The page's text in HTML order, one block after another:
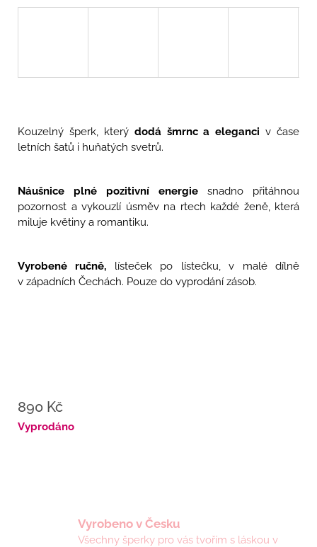
Kouzelný šperk, který dodá šmrnc a eleganci v čase
letních šatů i huňatých svetrů.
Náušnice plné pozitivní energie snadno přitáhnou
pozornost a vykouzlí úsměv na rtech každé ženě, která
miluje květiny a romantiku.
Vyrobené ručně, lísteček po lístečku, v malé dílně
v západních Čechách. Pouze do vyprodání zásob.
890 Kč
Měrná
Vyprodáno
Vyrobeno v Česku
Všechny šperky pro vás tvořím s láskou v
u
NÁUŠNICE
S
MERUŇKAMI
Kč